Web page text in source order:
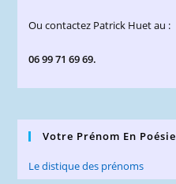
Ou contactez Patrick Huet au :
06 99 71 69 69.
Votre Prénom En Poésie
Le distique des prénoms